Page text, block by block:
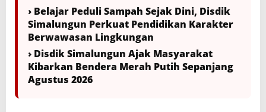
› Belajar Peduli Sampah Sejak Dini, Disdik
Simalungun Perkuat Pendidikan Karakter
Berwawasan Lingkungan
› Disdik Simalungun Ajak Masyarakat
Kibarkan Bendera Merah Putih Sepanjang
Agustus 2026